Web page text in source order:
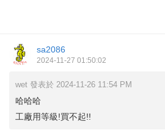
sa2086
2024-11-27 01:50:02
wet 發表於 2024-11-26 11:54 PM
哈哈哈
工廠用等級!買不起!!